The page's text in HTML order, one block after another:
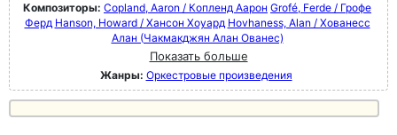
Композиторы: Copland, Aaron / Копленд Аарон Grofé, Ferde / Грофе
Ферд Hanson, Howard / Хансон Хоуард Hovhaness, Alan / Хованесс
Алан (Чакмакджян Алан Ованес)
Показать больше
Жанры: Оркестровые произведения